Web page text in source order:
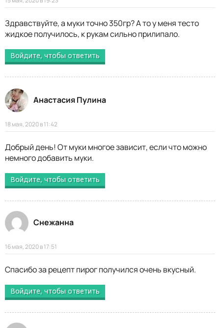
Здравствуйте, а муки точно 350гр? А то у меня тесто
жидкое получилось, к рукам сильно прилипало.
Войдите, чтобы ответить
Анастасия Пулина
18 мая, 2020 в 11:42
Добрый день! От муки многое зависит, если что можно
немного добавить муки.
Войдите, чтобы ответить
Снежанна
16 мая, 2020 в 17:51
Спасибо за рецепт пирог получился очень вкусный.
Войдите, чтобы ответить